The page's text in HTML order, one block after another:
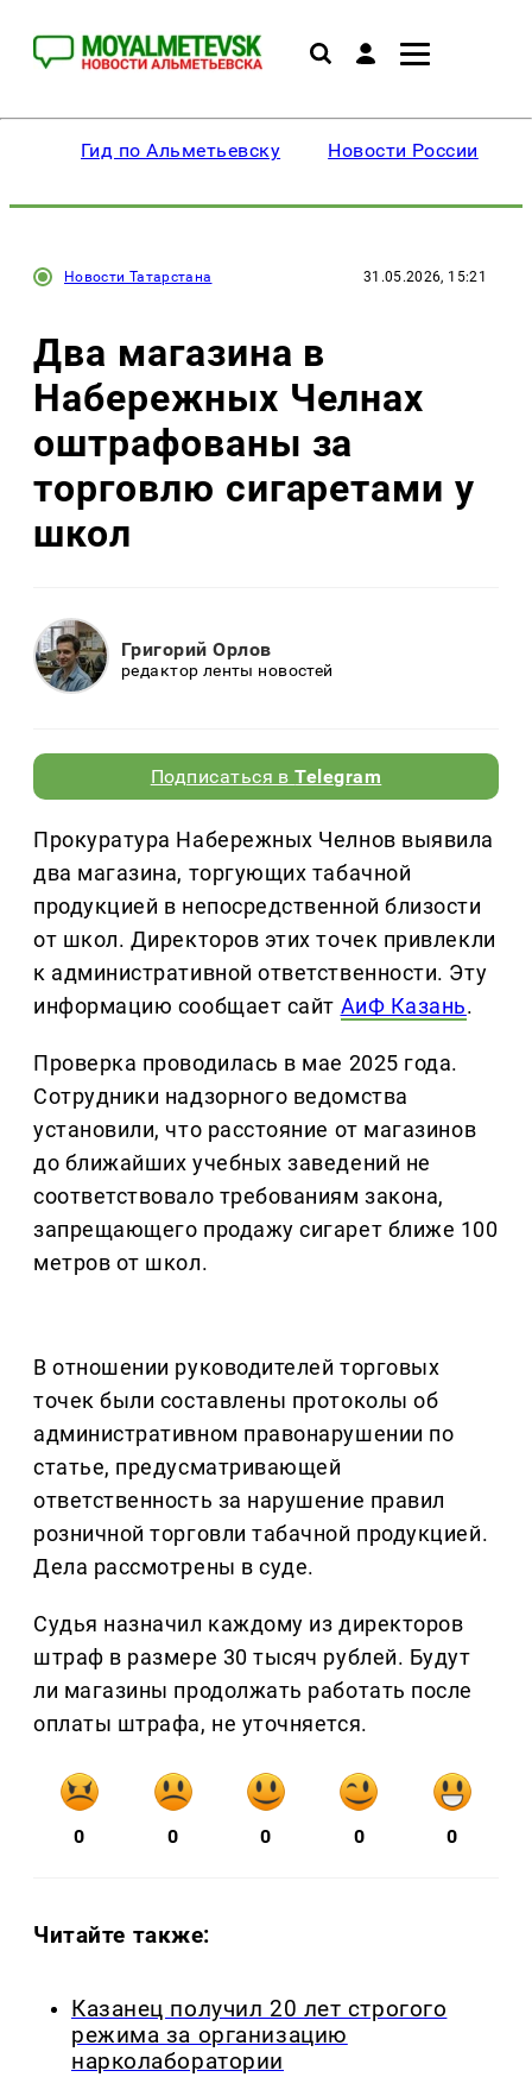
Гид по Альметьевску Новости России
Новости Татарстана 31.05.2026, 15:21
Два магазина в
Набережных Челнах
оштрафованы за
торговлю сигаретами у
школ
Григорий Орлов
редактор ленты новостей
Подписаться вTelegram
Прокуратура Набережных Челнов выявила
два магазина, торгующих табачной
продукцией в непосредственной близости
от школ. Директоров этих точек привлекли
к административной ответственности. Эту
информацию сообщает сайт АиФ Казань.
Проверка проводилась в мае 2025 года.
Сотрудники надзорного ведомства
установили, что расстояние от магазинов
до ближайших учебных заведений не
соответствовало требованиям закона,
запрещающего продажу сигарет ближе 100
метров от школ.
В отношении руководителей торговых
точек были составлены протоколы об
административном правонарушении по
статье, предусматривающей
ответственность за нарушение правил
розничной торговли табачной продукцией.
Дела рассмотрены в суде.
Судья назначил каждому из директоров
штраф в размере 30 тысяч рублей. Будут
ли магазины продолжать работать после
оплаты штрафа, не уточняется.
0 0 0 0 0
Читайте также:
Казанец получил 20 лет строгого
режима за организацию
нарколаборатории